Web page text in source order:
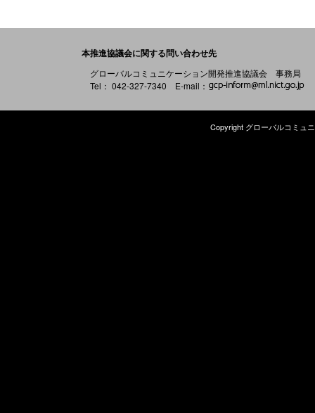
本推進協議会に関する問い合わせ先
グローバルコミュニケーション開発推進協議会 事務局
Tel： 042-327-7340 E-mail：
Copyright グローバルコミュ